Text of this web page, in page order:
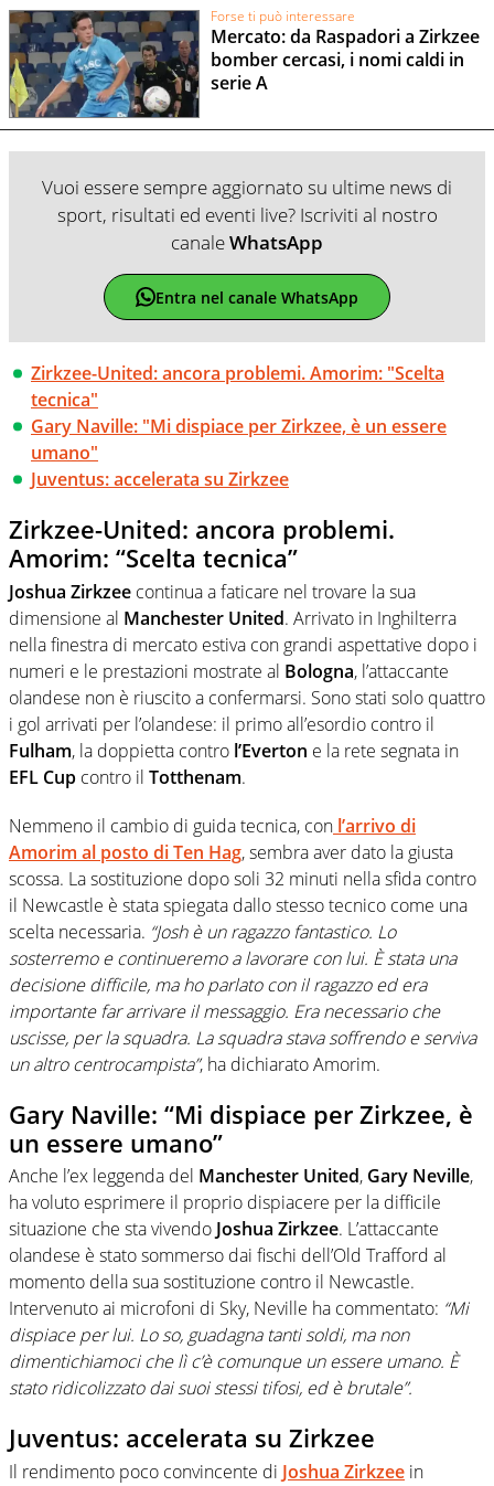
Forse ti può interessare
Mercato: da Raspadori a Zirkzee
bomber cercasi, i nomi caldi in
serie A
Vuoi essere sempre aggiornato su ultime news di
sport, risultati ed eventi live? Iscriviti al nostro
canaleWhatsApp
Entra nel canale WhatsApp
Zirkzee-United: ancora problemi. Amorim: "Scelta
tecnica"
Gary Naville: "Mi dispiace per Zirkzee, è un essere
umano"
Juventus: accelerata su Zirkzee
Zirkzee-United: ancora problemi.
Amorim: “Scelta tecnica”
Joshua Zirkzee continua a faticare nel trovare la sua
dimensione al Manchester United. Arrivato in Inghilterra
nella finestra di mercato estiva con grandi aspettative dopo i
numeri e le prestazioni mostrate al Bologna, l’attaccante
olandese non è riuscito a confermarsi. Sono stati solo quattro
i gol arrivati per l’olandese: il primo all’esordio contro il
Fulham, la doppietta contro l’Everton e la rete segnata in
EFL Cup contro il Totthenam.
Nemmeno il cambio di guida tecnica, con l’arrivo di
Amorim al posto diTen Hag, sembra aver dato la giusta
scossa. La sostituzione dopo soli 32 minuti nella sfida contro
il Newcastle è stata spiegata dallo stesso tecnico come una
scelta necessaria. “Josh è un ragazzo fantastico. Lo
sosterremo e continueremo a lavorare con lui. È stata una
decisione difficile, ma ho parlato con il ragazzo ed era
importante far arrivare il messaggio. Era necessario che
uscisse, per la squadra. La squadra stava soffrendo e serviva
un altro centrocampista”, ha dichiarato Amorim.
Gary Naville: “Mi dispiace per Zirkzee, è
un essere umano”
Anche l’ex leggenda del Manchester United, Gary Neville,
ha voluto esprimere il proprio dispiacere per la difficile
situazione che sta vivendo Joshua Zirkzee. L’attaccante
olandese è stato sommerso dai fischi dell’Old Trafford al
momento della sua sostituzione contro il Newcastle.
Intervenuto ai microfoni di Sky, Neville ha commentato: “Mi
dispiace per lui. Lo so, guadagna tanti soldi, ma non
dimentichiamoci che lì c’è comunque un essere umano. È
stato ridicolizzato dai suoi stessi tifosi, ed è brutale”.
Juventus: accelerata su Zirkzee
Il rendimento poco convincente di Joshua Zirkzee in